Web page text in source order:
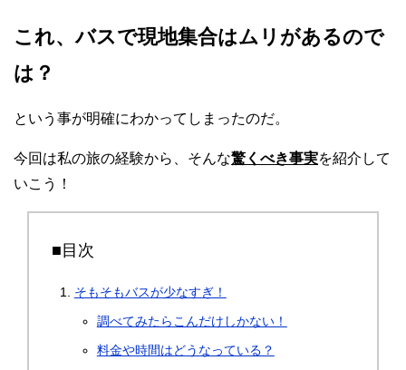
これ、バスで現地集合はムリがあるので
は？
という事が明確にわかってしまったのだ。
今回は私の旅の経験から、そんな驚くべき事実を紹介して
いこう！
■目次
そもそもバスが少なすぎ！
調べてみたらこんだけしかない！
料金や時間はどうなっている？